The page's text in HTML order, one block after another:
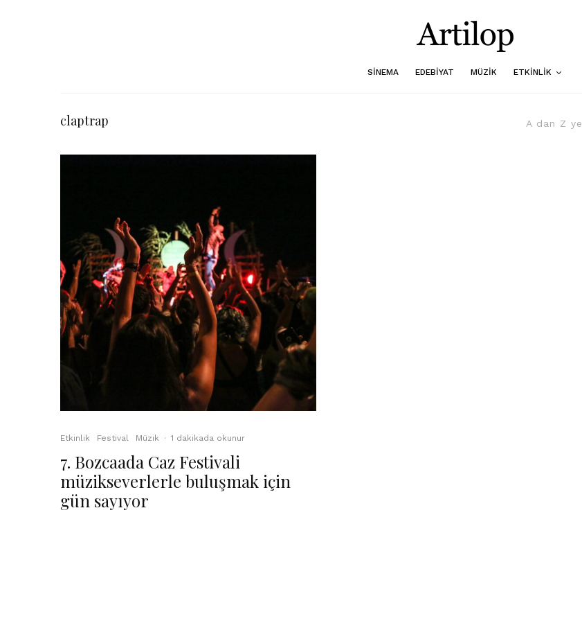
SINEMA EDEBIYAT MÜZIK ETKINLIK
A dan Z ye
claptrap
Etkinlik Festival Müzik · 1 dakikada okunur
7. Bozcaada Caz Festivali
müzikseverlerle buluşmak için
gün sayıyor